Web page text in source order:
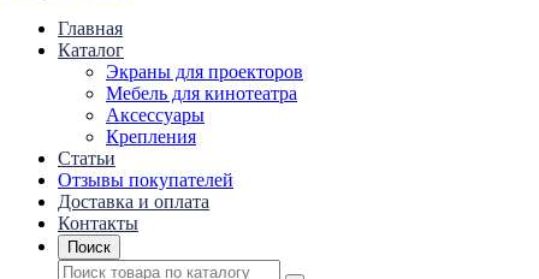
Главная
Каталог
Экраны для проекторов
Mебель для кинотеатра
Аксессуары
Крепления
Статьи
Отзывы покупателей
Доставка и оплата
Контакты
Поиск